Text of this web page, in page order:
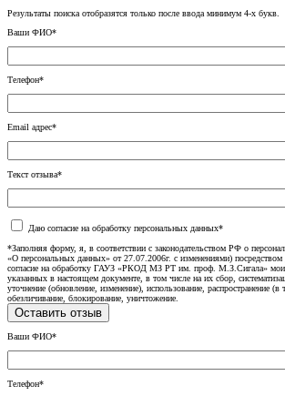
Результаты поиска отобразятся только после ввода минимум 4-х букв.
Ваши ФИО*
Телефон*
Email адрес*
Текст отзыва*
Даю согласие на обработку персональных данных*
*Заполняя форму, я, в соответствии с законодательством РФ о
«О персональных данных» от 27.07.2006г. с изменениями)
согласие на обработку ГАУЗ «РКОД МЗ РТ им. проф. М.З.Сигала»
указанных в настоящем документе, в том числе на их сбор,
уточнение (обновление, изменение), использование, распространение (в
обезличивание, блокирование, уничтожение.
Ваши ФИО*
Телефон*